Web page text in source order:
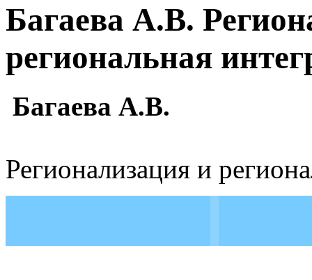
Багаева А.В.
региональная
Багаева А.В.
Регионализация и